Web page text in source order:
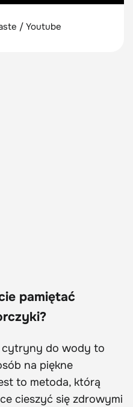
/ Youtube
pamiętać
cytryny do wody to
na piękne
to metoda, którą
cieszyć się zdrowymi